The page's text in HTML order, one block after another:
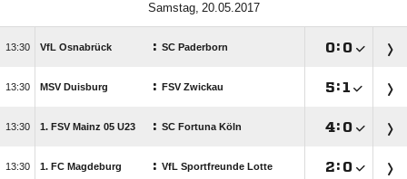
 
 VfL Osnabrück : SC Paderborn : 
 MSV Duisburg : FSV Zwickau :
 1. FSV Mainz 05 U23 : SC Fortuna Köln : 
 1. FC Magdeburg : VfL Sportfreunde Lotte : 